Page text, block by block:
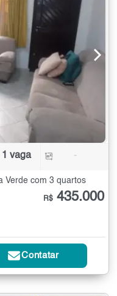
1 vaga -
Verde com 3 quartos
R$ 435.000
Contatar